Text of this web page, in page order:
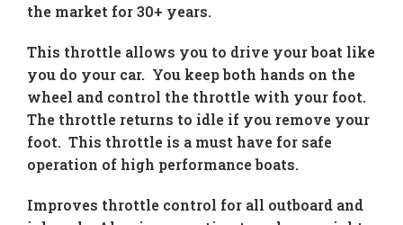
the market for 30+ years.
This throttle allows you to drive your boat like
you do your car. You keep both hands on the
wheel and control the throttle with your foot.
The throttle returns to idle if you remove your
foot. This throttle is a must have for safe
operation of high performance boats.
Improves throttle control for all outboard and